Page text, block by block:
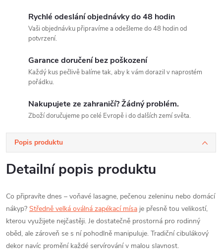
Rychlé odeslání objednávky do 48 hodin
Vaši objednávku připravíme a odešleme do 48 hodin od
potvrzení.
Garance doručení bez poškození
Každý kus pečlivě balíme tak, aby k vám dorazil v naprostém
pořádku.
Nakupujete ze zahraničí? Žádný problém.
Zboží doručujeme po celé Evropě i do dalších zemí světa.
Popis produktu
Detailní popis produktu
Co připravíte dnes – voňavé lasagne, pečenou zeleninu nebo domácí
nákyp? Středně velká oválná zapékací mísa je přesně tou velikostí,
kterou využijete nejčastěji. Je dostatečně prostorná pro rodinný
oběd, ale zároveň se s ní pohodlně manipuluje. Tradiční cibulákový
dekor navíc promění každé servírování v malou slavnost.